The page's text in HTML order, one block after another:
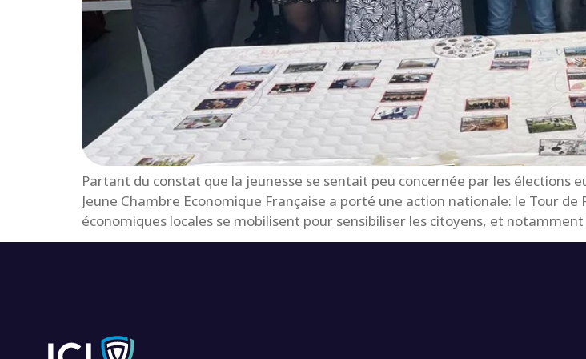
Partant du constat que la jeunesse se sentait peu concernée par les élections
Jeune Chambre Economique Française a porté une action nationale: le Tour
économiques locales se mobilisent pour sensibiliser les citoyens, et